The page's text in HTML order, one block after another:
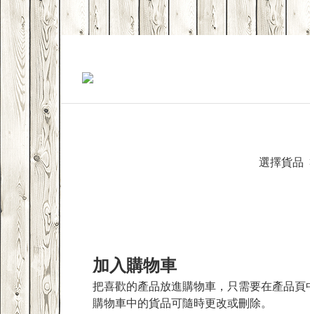
選擇貨品
加入購物車
把喜歡的產品放進購物車，只需要在產品頁
購物車中的貨品可隨時更改或刪除。